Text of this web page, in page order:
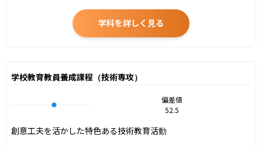
学科を詳しく見る
学校教育教員養成課程（技術専攻）
偏差値
52.5
創意工夫を活かした特色ある技術教育活動